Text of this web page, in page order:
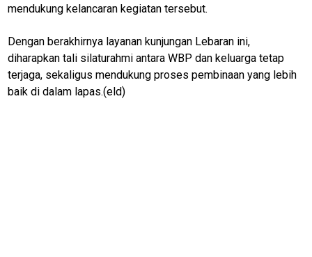
mendukung kelancaran kegiatan tersebut.
Dengan berakhirnya layanan kunjungan Lebaran ini,
diharapkan tali silaturahmi antara WBP dan keluarga tetap
terjaga, sekaligus mendukung proses pembinaan yang lebih
baik di dalam lapas.(eld)
jawabarat
Guide